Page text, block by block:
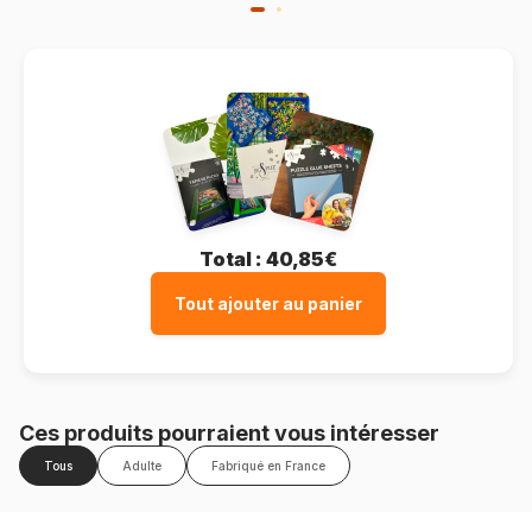
Total : 40,85€
Tout ajouter au panier
Ces produits pourraient vous intéresser
Tous Adulte Fabriqué en France